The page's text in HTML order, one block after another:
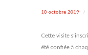
10 octobre 2019 /
Cette visite
été confiée à